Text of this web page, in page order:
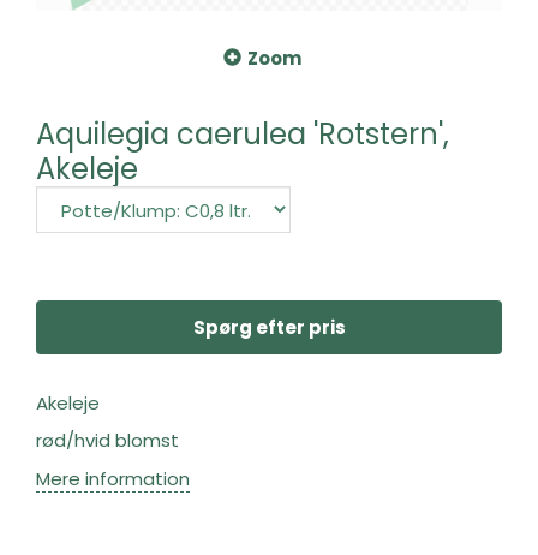
Zoom
Aquilegia caerulea 'Rotstern',
Akeleje
Spørg efter pris
Akeleje
rød/hvid blomst
Mere information